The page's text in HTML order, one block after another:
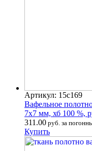
Артикул: 15с169
Вафельное
7х7 мм, хб 100 %,
311.00 руб. за
Купить